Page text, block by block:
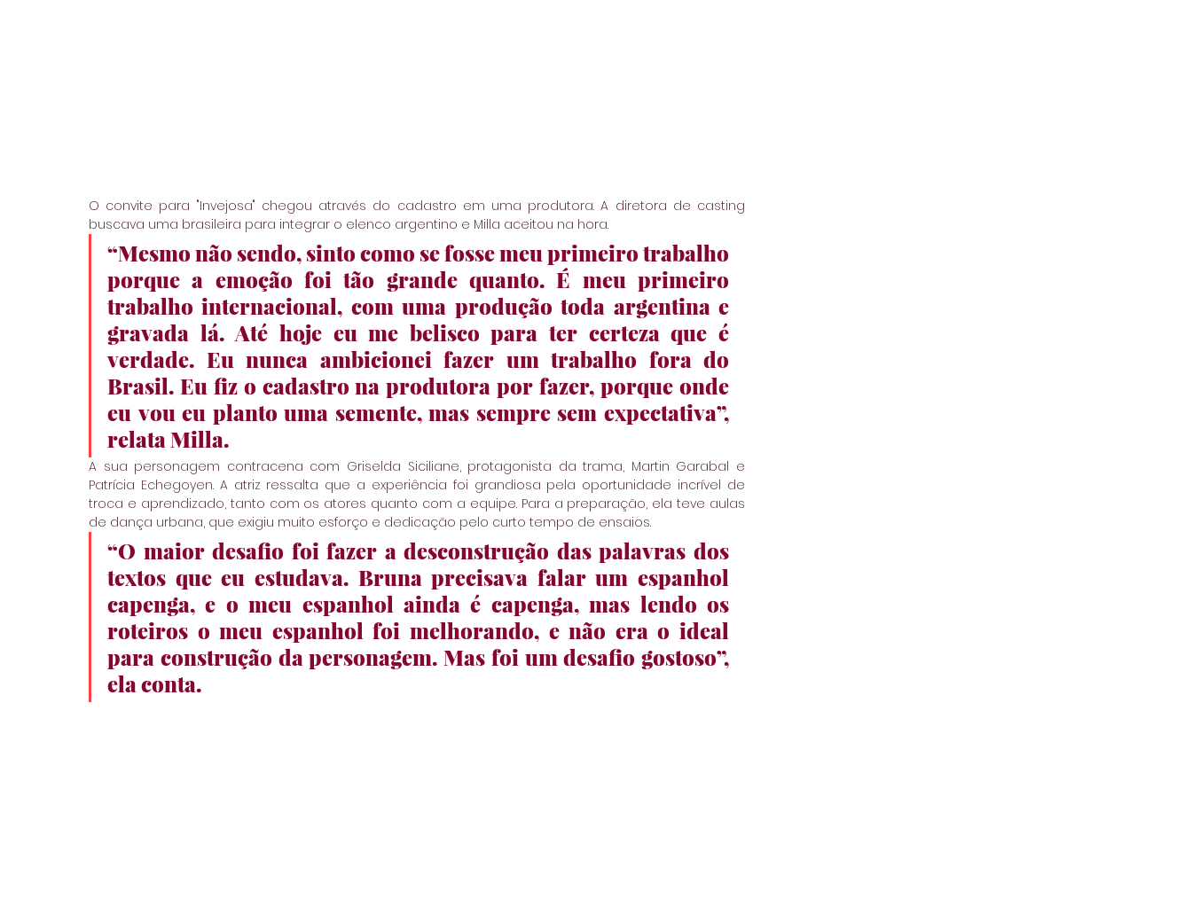
O convite para "Invejosa" chegou através do cadastro em uma produtora. A diretora de casting
buscava uma brasileira para integrar o elenco argentino e Milla aceitou na hora.
“Mesmo não sendo, sinto como se fosse meu primeiro trabalho
porque a emoção foi tão grande quanto. É meu primeiro
trabalho internacional, com uma produção toda argentina e
gravada lá. Até hoje eu me belisco para ter certeza que é
verdade. Eu nunca ambicionei fazer um trabalho fora do
Brasil. Eu fiz o cadastro na produtora por fazer, porque onde
eu vou eu planto uma semente, mas sempre sem expectativa”,
relata Milla.
A sua personagem contracena com Griselda Siciliane, protagonista da trama, Martin Garabal e
Patrícia Echegoyen. A atriz ressalta que a experiência foi grandiosa pela oportunidade incrível de
troca e aprendizado, tanto com os atores quanto com a equipe. Para a preparação, ela teve aulas
de dança urbana, que exigiu muito esforço e dedicação pelo curto tempo de ensaios.
“O maior desafio foi fazer a desconstrução das palavras dos
textos que eu estudava. Bruna precisava falar um espanhol
capenga, e o meu espanhol ainda é capenga, mas lendo os
roteiros o meu espanhol foi melhorando, e não era o ideal
para construção da personagem. Mas foi um desafio gostoso”,
ela conta.